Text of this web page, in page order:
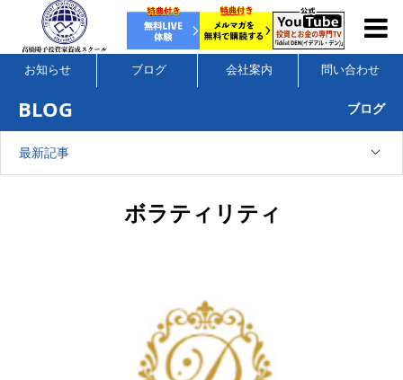
お知らせ ブログ 会社案内 問い合わせ
BLOG ブログ
最新記事
ボラティリティ